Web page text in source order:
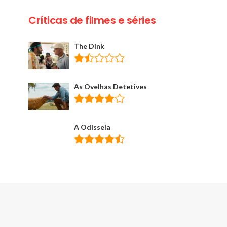
Críticas de filmes e séries
The Dink
As Ovelhas Detetives
A Odisseia